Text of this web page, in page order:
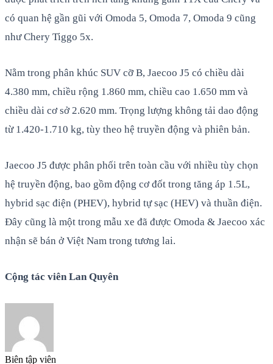
có quan hệ gần gũi với Omoda 5, Omoda 7, Omoda 9 cũng
như Chery Tiggo 5x.
Nằm trong phân khúc SUV cỡ B, Jaecoo J5 có chiều dài
4.380 mm, chiều rộng 1.860 mm, chiều cao 1.650 mm và
chiều dài cơ sở 2.620 mm. Trọng lượng không tải dao động
từ 1.420-1.710 kg, tùy theo hệ truyền động và phiên bản.
Jaecoo J5 được phân phối trên toàn cầu với nhiều tùy chọn
hệ truyền động, bao gồm động cơ đốt trong tăng áp 1.5L,
hybrid sạc điện (PHEV), hybrid tự sạc (HEV) và thuần điện.
Đây cũng là một trong mẫu xe đã được Omoda & Jaecoo xác
nhận sẽ bán ở Việt Nam trong tương lai.
Cộng tác viên Lan Quyên
Biên tập viên